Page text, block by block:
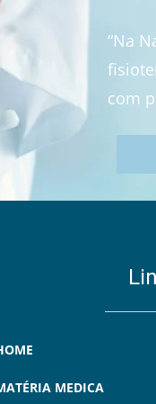
“Na
com
MEDICA